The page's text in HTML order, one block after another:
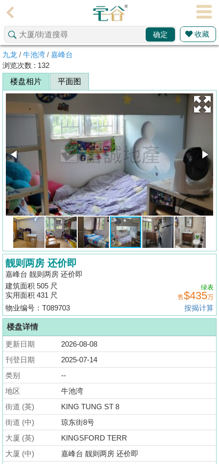
理
主
页
搵
楼/
交
主
放
盘
宅
谷
按
揭
地
产
博
客
地
产
新
闻
数
据
公
布
置
业
手
确定 收藏
九龙 / 牛池湾 / 嘉峰台
浏览次数 : 132
楼盘相片
平面图
靓则两房 还价即
嘉峰台 靓则两房 还价即
建筑面积 505 尺
实用面积 431 尺
售
绿表
$435万
物业编号：T089703 按揭计算
楼盘详情
更新日期
2026-08-08
刊登日期
2025-07-14
类别
--
地区
牛池湾
街道 (英)
KING TUNG ST 8
街道 (中)
琼东街8号
大厦 (英)
KINGSFORD TERR
大厦 (中)
嘉峰台 靓则两房 还价即